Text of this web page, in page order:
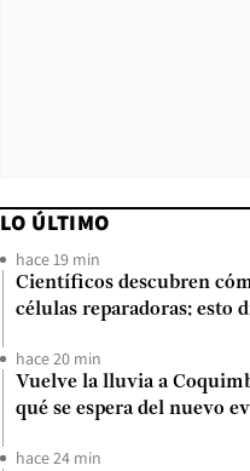
LO ÚLTIMO
hace 19 min
Científicos descubren
células reparadoras: esto
hace 20 min
Vuelve la lluvia a
qué se espera del nuevo
hace 24 min